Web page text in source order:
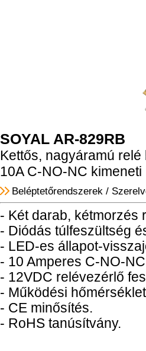
SOYAL AR-829RB
Kettős, nagyáramú
10A C-NO-NC
Beléptetőrendszerek /
- Két darab, kétmorzés
- Diódás túlfeszültség
- LED-es állapot-
- 10 Amperes C-NO-
- 12VDC relévezérlő
- Működési
- CE minősítés.
- RoHS tanúsítvány.